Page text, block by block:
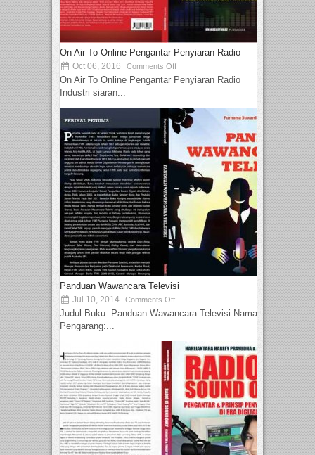
On Air To Online Pengantar Penyiaran Radio
Oct 06, 2016 Comments Off
On Air To Online Pengantar Penyiaran Radio
Industri siaran...
Panduan Wawancara Televisi
Jul 10, 2014 Comments Off
Judul Buku: Panduan Wawancara Televisi Nama
Pengarang:...